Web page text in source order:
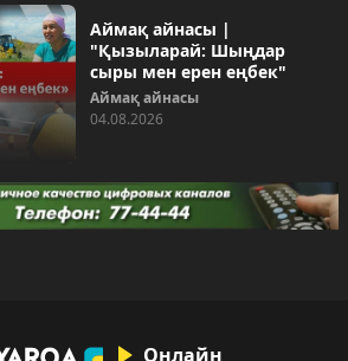
Аймақ айнасы |
"Қызыларай: Шыңдар
сыры мен ерен еңбек"
Аймақ айнасы
04.08.2026
Онлайн